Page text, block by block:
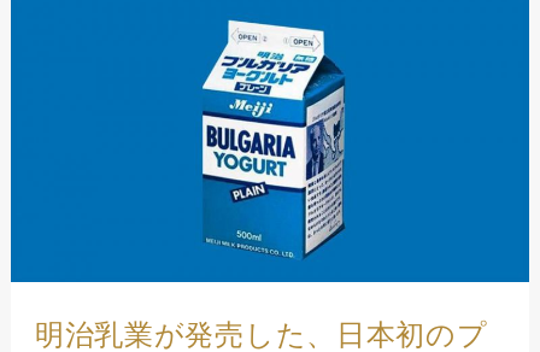
明治乳業が発売した、日本初のプ